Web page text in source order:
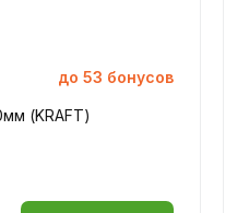
до 53 бонусов
(KRAFT)